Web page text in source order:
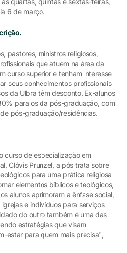
6 de março.
pastores, ministros religiosos,
que atuem na área da
curso superior e tenham interesse
seus conhecimentos profissionais
da Ulbra têm desconto. Ex-alunos
para os da pós-graduação, com
pós-graduação/residências.
curso de especialização em
Clóvis Prunzel, a pós trata sobre
para uma prática religiosa
elementos bíblicos e teológicos,
alunos aprimoram a ênfase social,
e indivíduos para serviços
do outro também é uma das
estratégias que visam
estar para quem mais precisa",